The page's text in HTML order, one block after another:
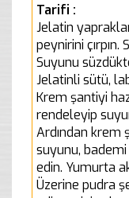
Tarifi :
Jelatin
peynirini çırpın.
Suyunu
Jelatinli sütü,
Krem şantiyi
rendeleyip
Ardından krem
suyunu,
edin. Yumurta
Üzerine pudra